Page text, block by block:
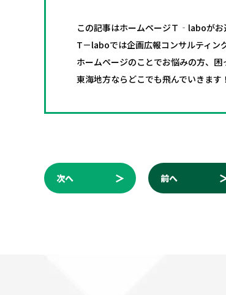
この記事はホームページＴ‐laboがお
T－laboでは企画広報コンサルティン
ホームページのことでお悩みの方、
東海地方ならどこでも飛んでいきます
次へ 前へ